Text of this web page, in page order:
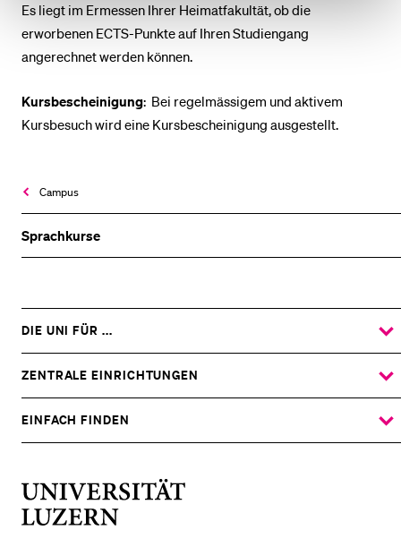
Campus
Sprachkurse
Es liegt im Ermessen Ihrer Heimatfakultät, ob die
erworbenen ECTS-Punkte auf Ihren Studiengang
angerechnet werden können.
Kursbescheinigung: Bei regelmässigem und aktivem
Kursbesuch wird eine Kursbescheinigung ausgestellt.
DIE UNI FÜR ...
ZEIGE
DAS
UNTERMENÜ
ZENTRALE EINRICHTUNGEN
ZEIGE
DAS
UNTERMENÜ
EINFACH FINDEN
ZEIGE
DAS